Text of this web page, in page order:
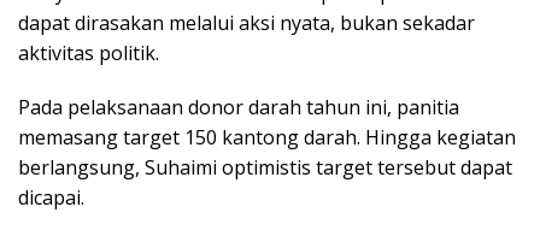
dapat dirasakan melalui aksi nyata, bukan sekadar
aktivitas politik.
Pada pelaksanaan donor darah tahun ini, panitia
memasang target 150 kantong darah. Hingga kegiatan
berlangsung, Suhaimi optimistis target tersebut dapat
dicapai.